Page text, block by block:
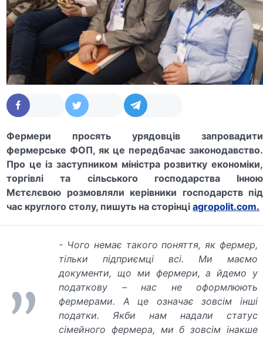
Фермери просять урядовців запровадити
фермерське ФОП, як це передбачає законодавство.
Про це із заступником міністра розвитку економіки,
торгівлі та сільського господарства Інною
Мєтєлєвою розмовляли керівники господарств під
час круглого столу, пишуть на сторінціagropolit.com.
- Чого немає такого поняття, як фермер,
тільки підприємці всі. Ми маємо
документи, що ми фермери, а йдемо у
податкову – нас не оформлюють
фермерами. А це означає зовсім інші
податки. Якби нам надали статус
сімейного фермера, ми б зовсім інакше